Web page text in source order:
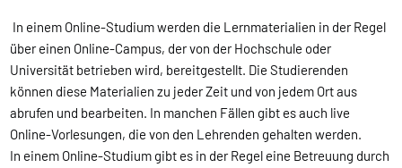
In einem Online-Studium werden die Lernmaterialien in der Regel
über einen Online-Campus, der von der Hochschule oder
Universität betrieben wird, bereitgestellt. Die Studierenden
können diese Materialien zu jeder Zeit und von jedem Ort aus
abrufen und bearbeiten. In manchen Fällen gibt es auch live
Online-Vorlesungen, die von den Lehrenden gehalten werden.
In einem Online-Studium gibt es in der Regel eine Betreuung durch